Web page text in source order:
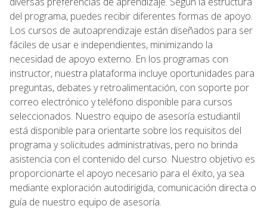
del programa, puedes recibir diferentes formas de apoyo.
Los cursos de autoaprendizaje están diseñados para ser
fáciles de usar e independientes, minimizando la
necesidad de apoyo externo. En los programas con
instructor, nuestra plataforma incluye oportunidades para
preguntas, debates y retroalimentación, con soporte por
correo electrónico y teléfono disponible para cursos
seleccionados. Nuestro equipo de asesoría estudiantil
está disponible para orientarte sobre los requisitos del
programa y solicitudes administrativas, pero no brinda
asistencia con el contenido del curso. Nuestro objetivo es
proporcionarte el apoyo necesario para el éxito, ya sea
mediante exploración autodirigida, comunicación directa o
guía de nuestro equipo de asesoría.